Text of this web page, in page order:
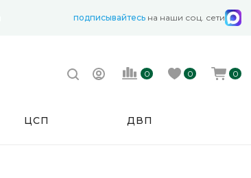
подписывайтесь на наши соц. сети
0 0 0
ЦСП ДВП